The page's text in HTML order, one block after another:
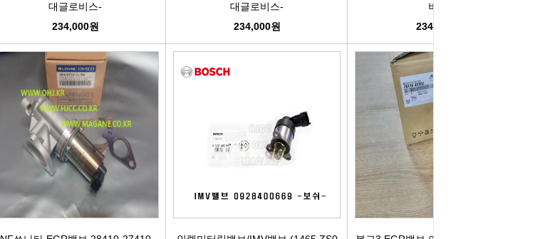
자동차겉벨트[동일]
리브드벨트/겉벨트[모비스]
엔진오일.부동액
자동차커넥터
파원윈도우스위치
대글로비스-
234,000원
대글로비스-
234,000원
비스-
234,000원